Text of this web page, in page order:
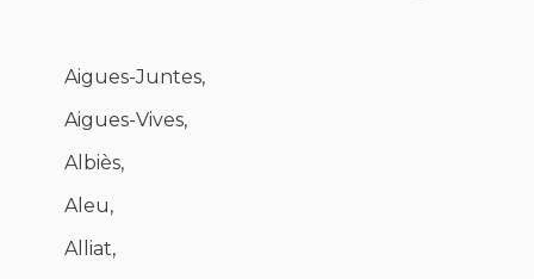
Aigues-Juntes,
Aigues-Vives,
Albiès,
Aleu,
Alliat,